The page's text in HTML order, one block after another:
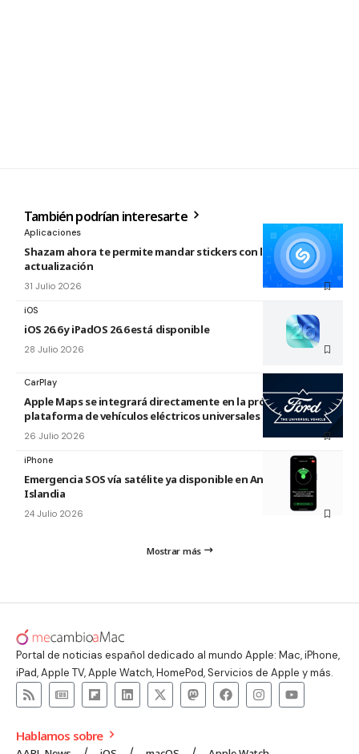
También podrían interesarte
Aplicaciones
Shazam ahora te permite mandar stickers con la nueva
actualización
31 Julio 2026
iOS
iOS 26.6 y iPadOS 26.6 está disponible
28 Julio 2026
CarPlay
Apple Maps se integrará directamente en la próxima
plataforma de vehículos eléctricos universales de Ford
26 Julio 2026
iPhone
Emergencia SOS vía satélite ya disponible en Andorra e
Islandia
24 Julio 2026
Mostrar más
Portal de noticias español dedicado al mundo Apple: Mac, iPhone,
iPad, Apple TV, Apple Watch, HomePod, Servicios de Apple y más.
Hablamos sobre